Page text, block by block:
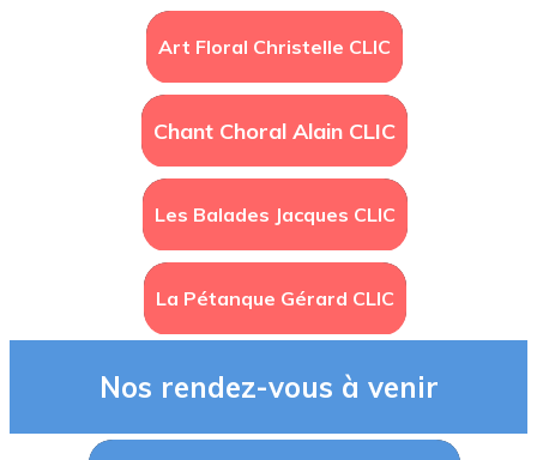
Art Floral Christelle CLIC
Chant Choral Alain CLIC
Les Balades Jacques CLIC
La Pétanque Gérard CLIC
Nos rendez-vous à venir